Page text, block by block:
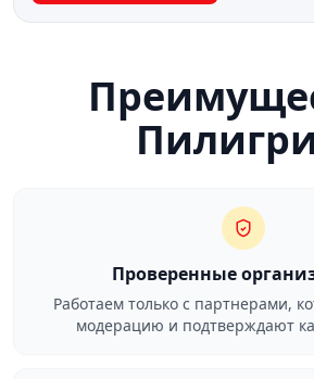
Проверенные
Работаем только с партнерами,
модерацию и подтверждают